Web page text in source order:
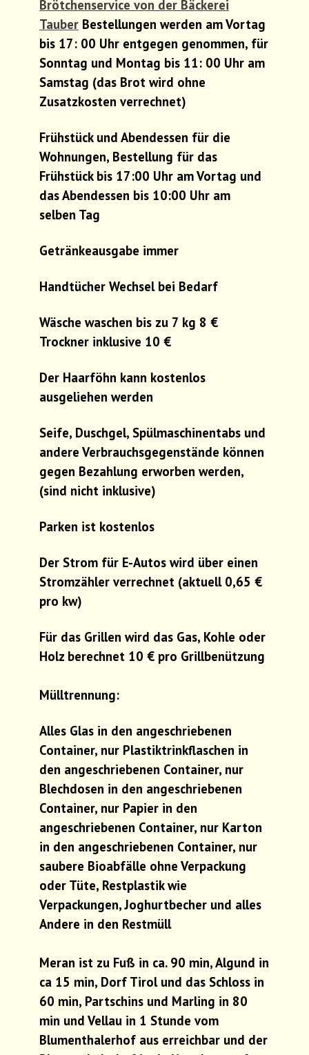
Brötchenservice von der Bäckerei
Tauber Bestellungen werden am Vortag
bis 17: 00 Uhr entgegen genommen, für
Sonntag und Montag bis 11: 00 Uhr am
Samstag (das Brot wird ohne
Zusatzkosten verrechnet)
Frühstück und Abendessen für die
Wohnungen, Bestellung für das
Frühstück bis 17:00 Uhr am Vortag und
das Abendessen bis 10:00 Uhr am
selben Tag
Getränkeausgabe immer
Handtücher Wechsel bei Bedarf
Wäsche waschen bis zu 7 kg 8 €
Trockner inklusive 10 €
Der Haarföhn kann kostenlos
ausgeliehen werden
Seife, Duschgel, Spülmaschinentabs und
andere Verbrauchsgegenstände können
gegen Bezahlung erworben werden,
(sind nicht inklusive)
Parken ist kostenlos
Der Strom für E-Autos wird über einen
Stromzähler verrechnet (aktuell 0,65 €
pro kw)
Für das Grillen wird das Gas, Kohle oder
Holz berechnet 10 € pro Grillbenützung
Mülltrennung:
Alles Glas in den angeschriebenen
Container, nur Plastiktrinkflaschen in
den angeschriebenen Container, nur
Blechdosen in den angeschriebenen
Container, nur Papier in den
angeschriebenen Container, nur Karton
in den angeschriebenen Container, nur
saubere Bioabfälle ohne Verpackung
oder Tüte, Restplastik wie
Verpackungen, Joghurtbecher und alles
Andere in den Restmüll
Meran ist zu Fuß in ca. 90 min, Algund in
ca 15 min, Dorf Tirol und das Schloss in
60 min, Partschins und Marling in 80
min und Vellau in 1 Stunde vom
Blumenthalerhof aus erreichbar und der